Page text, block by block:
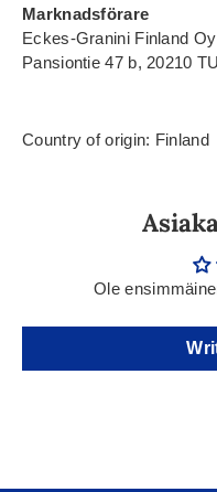
Marknadsförare
Eckes-Granini Finland
Pansiontie 47 b, 20210
Country of origin: Finland
Ole